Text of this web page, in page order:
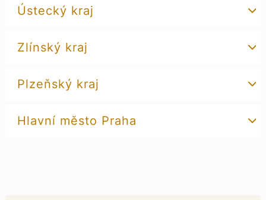
Ústecký kraj
Zlínský kraj
Plzeňský kraj
Hlavní město Praha